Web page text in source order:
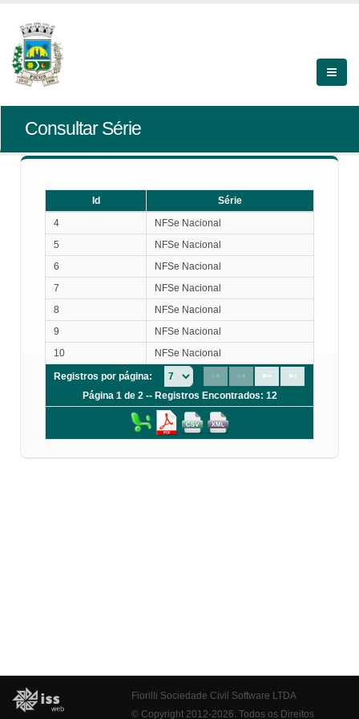
Consultar Série
Id
Série
Série
4
NFSe Nacional
5
NFSe Nacional
6
NFSe Nacional
7
NFSe Nacional
8
NFSe Nacional
9
NFSe Nacional
10
NFSe Nacional
Registros por página:
Página 1 de 2 -- Registros Encontrados: 12
Fiorilli Sociedade Civil Software LTDA
© Copyright 2012-2026. Todos os Direitos